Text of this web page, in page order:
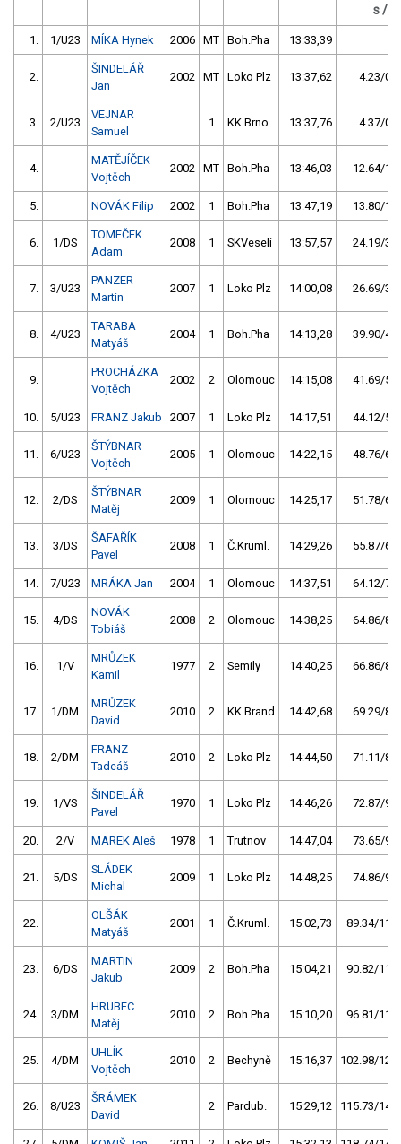
s / %
1. 1/U23 MÍKA Hynek 2006 MT Boh.Pha 13:33,39
2.
ŠINDELÁŘ
Jan
2002 MT Loko Plz 13:37,62 4.23/0,5
3. 2/U23
VEJNAR
Samuel
1 KK Brno 13:37,76 4.37/0,5
4.
MATĚJÍČEK
Vojtěch
2002 MT Boh.Pha 13:46,03 12.64/1,6
5. NOVÁK Filip 2002 1 Boh.Pha 13:47,19 13.80/1,7
6. 1/DS
TOMEČEK
Adam
2008 1 SKVeselí 13:57,57 24.19/3,0
7. 3/U23
PANZER
Martin
2007 1 Loko Plz 14:00,08 26.69/3,3
8. 4/U23
TARABA
Matyáš
2004 1 Boh.Pha 14:13,28 39.90/4,9
9.
PROCHÁZKA
Vojtěch
2002 2 Olomouc 14:15,08 41.69/5,1
10. 5/U23 FRANZ Jakub 2007 1 Loko Plz 14:17,51 44.12/5,4
11. 6/U23
ŠTÝBNAR
Vojtěch
2005 1 Olomouc 14:22,15 48.76/6,0
12. 2/DS
ŠTÝBNAR
Matěj
2009 1 Olomouc 14:25,17 51.78/6,4
13. 3/DS
ŠAFAŘÍK
Pavel
2008 1 Č.Kruml. 14:29,26 55.87/6,9
14. 7/U23 MRÁKA Jan 2004 1 Olomouc 14:37,51 64.12/7,9
15. 4/DS
NOVÁK
Tobiáš
2008 2 Olomouc 14:38,25 64.86/8,0
16. 1/V
MRŮZEK
Kamil
1977 2 Semily 14:40,25 66.86/8,2
17. 1/DM
MRŮZEK
David
2010 2 KK Brand 14:42,68 69.29/8,5
18. 2/DM
FRANZ
Tadeáš
2010 2 Loko Plz 14:44,50 71.11/8,7
19. 1/VS
ŠINDELÁŘ
Pavel
1970 1 Loko Plz 14:46,26 72.87/9,0
20. 2/V MAREK Aleš 1978 1 Trutnov 14:47,04 73.65/9,1
21. 5/DS
SLÁDEK
Michal
2009 1 Loko Plz 14:48,25 74.86/9,2
22.
OLŠÁK
Matyáš
2001 1 Č.Kruml. 15:02,73 89.34/11,0
23. 6/DS
MARTIN
Jakub
2009 2 Boh.Pha 15:04,21 90.82/11,2
24. 3/DM
HRUBEC
Matěj
2010 2 Boh.Pha 15:10,20 96.81/11,9
25. 4/DM
UHLÍK
Vojtěch
2010 2 Bechyně 15:16,37 102.98/12,7
26. 8/U23
ŠRÁMEK
David
2 Pardub. 15:29,12 115.73/14,2